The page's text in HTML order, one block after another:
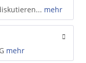
mehr
mehr